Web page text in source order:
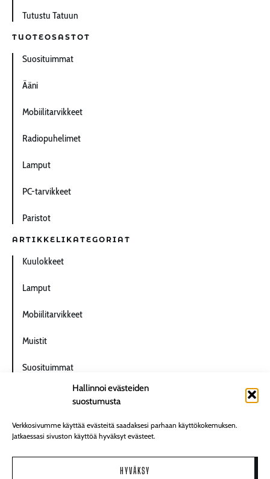
Hallinnoi evästeiden
suostumusta
Verkkosivumme käyttää evästeitä saadaksesi parhaan käyttökokemuksen.
Jatkaessasi sivuston käyttöä hyväksyt evästeet.
HYVÄKSY
Tutustu Tatuun
TUOTEOSASTOT
Suosituimmat
Ääni
Mobiilitarvikkeet
Radiopuhelimet
Lamput
PC-tarvikkeet
Paristot
ARTIKKELIKATEGORIAT
Kuulokkeet
Lamput
Mobiilitarvikkeet
Muistit
Suosituimmat
Radiopuhelimet